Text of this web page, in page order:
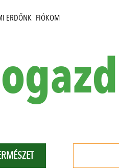
ERDŐNK FIÓKOM